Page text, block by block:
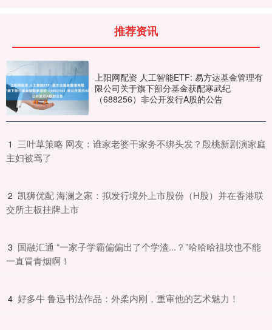
推荐资讯
上阳网配资 人工智能ETF: 易方达基金管理有
限公司关于旗下部分基金获配寒武纪
（688256）非公开发行A股的公告
1 ​三叶草策略 网友：谁家老婆干家务不绑头发？殷桃新剧演家庭
主妇被骂了
2 ​凯狮优配 海澜之家：拟发行境外上市股份（H股）并在香港联
交所主板挂牌上市
3 ​国融汇通 “一家子学霸偏偏出了个学渣...？”哈哈哈祖坟也不能
一直冒青烟啊！
4 ​好多牛 鲁迅书法作品：外柔内刚，重审他的艺术魅力！